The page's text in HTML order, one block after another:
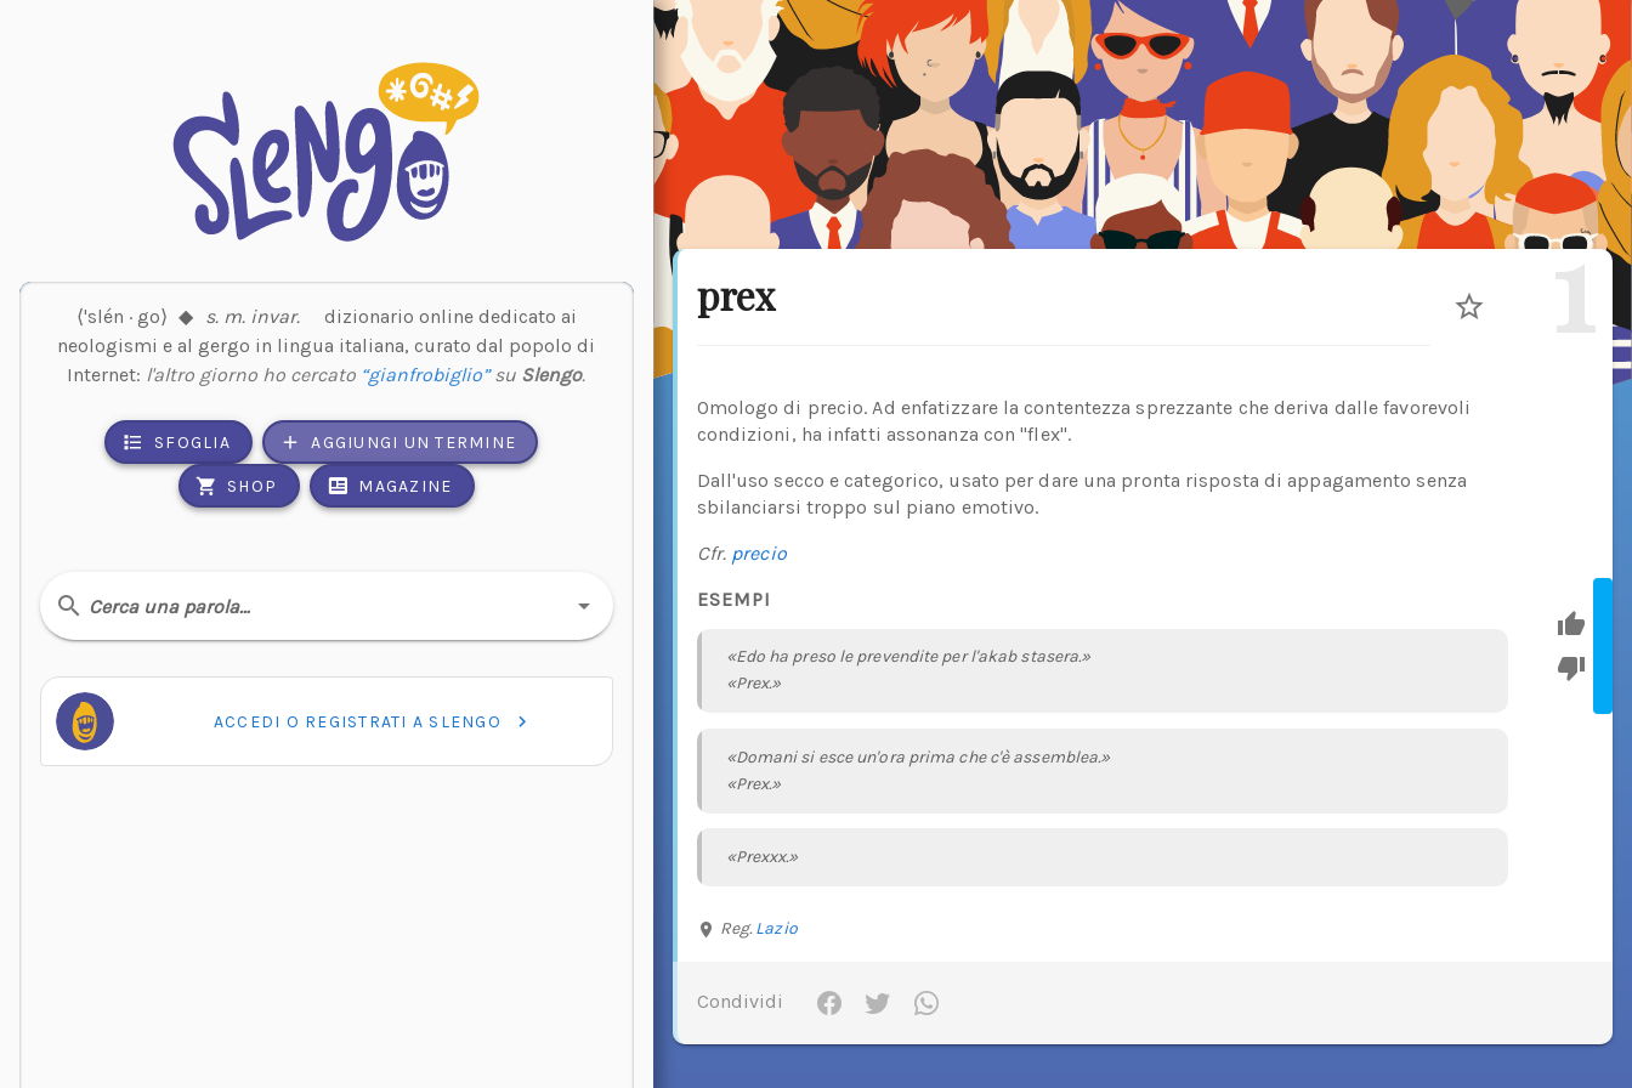
⟨'slén · go⟩ ◆ s. m. invar.
dizionario online dedicato ai
neologismi e al gergo in lingua italiana, curato dal popolo di
Internet: l'altro giorno ho cercato “gianfrobiglio”su Slengo.
SFOGLIA AGGIUNGI UN TERMINE
SHOP MAGAZINE
Cerca una parola…
ACCEDI O REGISTRATI A SLENGO
prex 1
Omologo di precio. Ad enfatizzare la contentezza sprezzante che deriva dalle favorevoli
condizioni, ha infatti assonanza con "flex".
Dall'uso secco e categorico, usato per dare una pronta risposta di appagamento senza
sbilanciarsi troppo sul piano emotivo.
Cfr. precio
ESEMPI
«Edo ha preso le prevendite per l'akab stasera.»
«Prex.»
«Domani si esce un'ora prima che c'è assemblea.»
«Prex.»
«Prexxx.»
Reg. Lazio
Condividi